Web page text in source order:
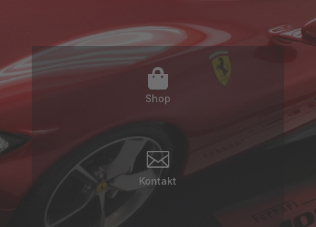

Shop

Kontakt